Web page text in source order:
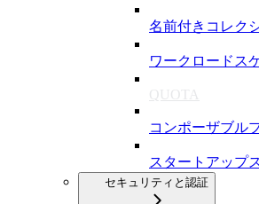
名前付きコレク
ワークロードス
QUOTA
コンポーザブル
スタートアップ
セキュリティと認証